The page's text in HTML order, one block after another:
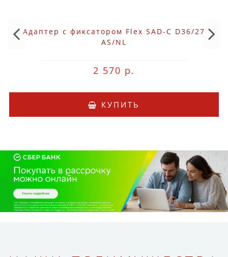
Адаптер с фиксатором Flex SAD-C D36/27
AS/NL
2 570 р.
КУПИТЬ